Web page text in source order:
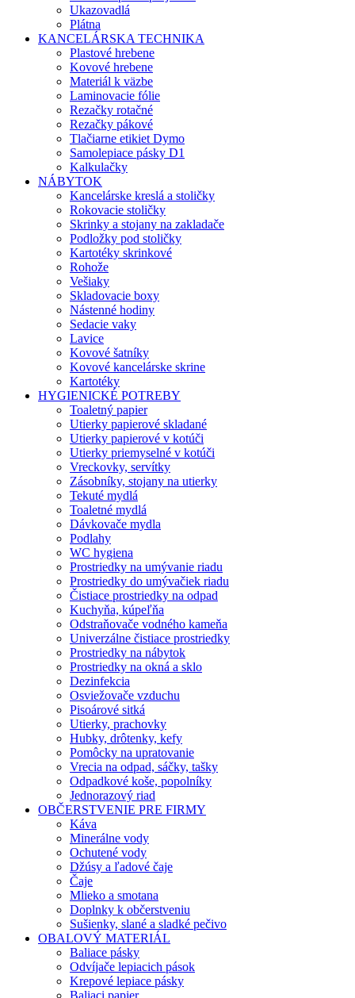
Ukazovadlá
Plátna
KANCELÁRSKA TECHNIKA
Plastové hrebene
Kovové hrebene
Materiál k väzbe
Laminovacie fólie
Rezačky rotačné
Rezačky pákové
Tlačiarne etikiet Dymo
Samolepiace pásky D1
Kalkulačky
NÁBYTOK
Kancelárske kreslá a stoličky
Rokovacie stoličky
Skrinky a stojany na zakladače
Podložky pod stoličky
Kartotéky skrinkové
Rohože
Vešiaky
Skladovacie boxy
Nástenné hodiny
Sedacie vaky
Lavice
Kovové šatníky
Kovové kancelárske skrine
Kartotéky
HYGIENICKÉ POTREBY
Toaletný papier
Utierky papierové skladané
Utierky papierové v kotúči
Utierky priemyselné v kotúči
Vreckovky, servítky
Zásobníky, stojany na utierky
Tekuté mydlá
Toaletné mydlá
Dávkovače mydla
Podlahy
WC hygiena
Prostriedky na umývanie riadu
Prostriedky do umývačiek riadu
Čistiace prostriedky na odpad
Kuchyňa, kúpeľňa
Odstraňovače vodného kameňa
Univerzálne čistiace prostriedky
Prostriedky na nábytok
Prostriedky na okná a sklo
Dezinfekcia
Osviežovače vzduchu
Pisoárové sitká
Utierky, prachovky
Hubky, drôtenky, kefy
Pomôcky na upratovanie
Vrecia na odpad, sáčky, tašky
Odpadkové koše, popolníky
Jednorazový riad
OBČERSTVENIE PRE FIRMY
Káva
Minerálne vody
Ochutené vody
Džúsy a ľadové čaje
Čaje
Mlieko a smotana
Doplnky k občerstveniu
Sušienky, slané a sladké pečivo
OBALOVÝ MATERIÁL
Baliace pásky
Odvíjače lepiacich pások
Krepové lepiace pásky
Baliaci papier